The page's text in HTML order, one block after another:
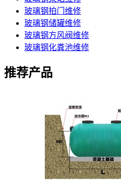
玻璃钢拍门维修
玻璃钢储罐维修
玻璃钢方风阀维修
玻璃钢化粪池维修
推荐产品